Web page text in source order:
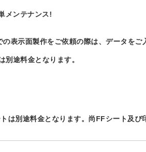
メンテナンス!
表示面製作をご依頼の際は、データをご
途料金となります。
別途料金となります。尚FFシート及び